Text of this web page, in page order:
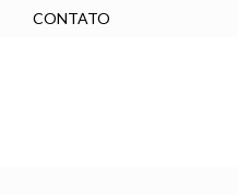
CONTATO